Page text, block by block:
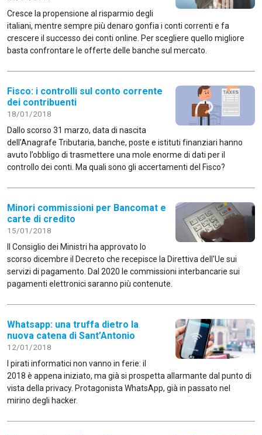
Cresce la propensione al risparmio degli
italiani, mentre sempre più denaro gonfia i conti correnti e fa
crescere il successo dei conti online. Per scegliere quello migliore
basta confrontare le offerte delle banche sul mercato.
Fisco: i controlli sul conto corrente
dei contribuenti
18/01/2018
Dallo scorso 31 marzo, data di nascita
dell’Anagrafe Tributaria, banche, poste e istituti finanziari hanno
avuto l’obbligo di trasmettere una mole enorme di dati per il
controllo dei conti. Ma quali sono gli accertamenti del Fisco?
Minori commissioni per Bancomat e
carte di credito
15/01/2018
Il Consiglio dei Ministri ha approvato lo
scorso dicembre il Decreto che recepisce la Direttiva dell'Ue sui
servizi di pagamento. Dal 2020 le commissioni interbancarie sui
pagamenti elettronici saranno più contenute.
Whatsapp: una truffa dietro la
nuova catena di Sant’Antonio
12/01/2018
I pirati informatici non vanno in ferie: il
2018 è appena iniziato, ma già si prospetta allarmante dal punto di
vista della privacy. Protagonista WhatsApp, già in passato nel
mirino degli hacker.